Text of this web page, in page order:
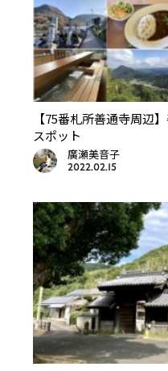
【75番札所善通寺周辺
スポット
廣瀬美音子
2022.02.15